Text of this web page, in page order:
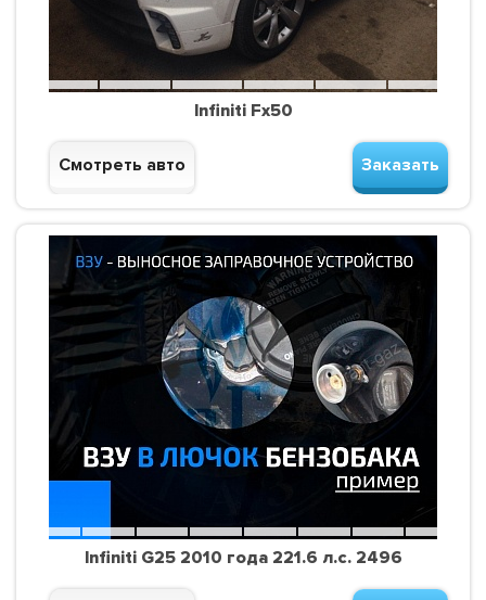
Infiniti Fx50
Смотреть авто Заказать
Infiniti G25 2010 года 221.6 л.с. 2496